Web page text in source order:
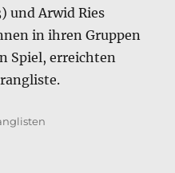
und Arwid Ries
in ihren Gruppen
Spiel, erreichten